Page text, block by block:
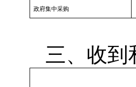
政府集中采购
三、收到